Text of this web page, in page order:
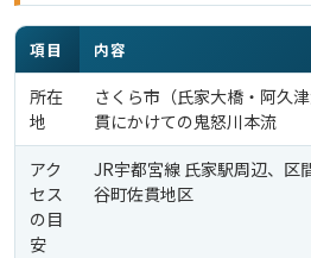
項目 内容
所在
地
さくら市（氏家大橋・阿久
貫にかけての鬼怒川本流
アク
セス
の目
安
JR宇都宮線 氏家駅周辺、区
谷町佐貫地区